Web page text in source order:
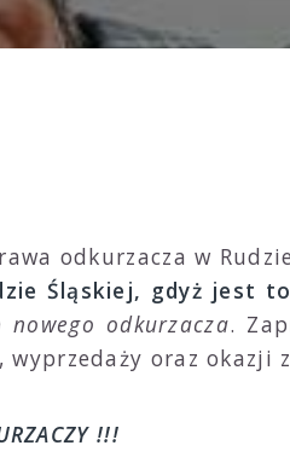
odkurzacza w
Śląskiej, gdyż jest
odkurzacza.
, wyprzedaży oraz okazji
!!!